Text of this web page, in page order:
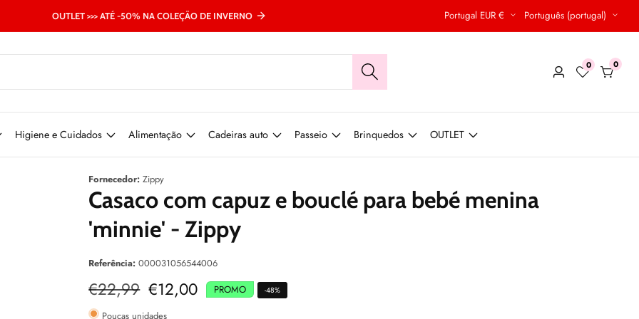
OUTLET >>> ATÉ -50% NA COLEÇÃO DE INVERNO Portugal EUR € Português (portugal)
Conecte-
0 00
Higiene e Cuidados Alimentação Cadeiras auto Passeio Brinquedos
OUTLET
Fornecedor: Zippy
Casaco com capuz e bouclé para bebé menina
'minnie' - Zippy
Referência: 000031056544006
Preço
normal
€22,99 Preço
de
€12,00 PROMO -48%
Poucas unidades